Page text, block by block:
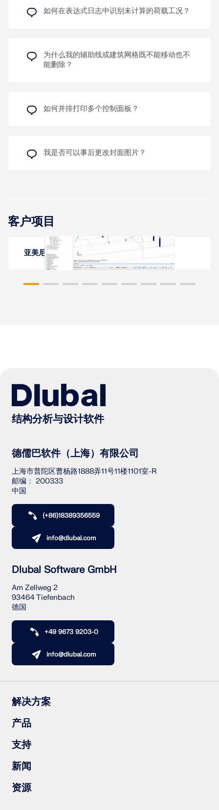
对性分析、检查荷载分布、在特定平面中显示结果，
以及在模块“图纸布局”（CAD）中创建平面图和详
如何在表达式日志中识别未计算的荷载工况？
为什么我的辅助线或建筑网格既不能移动也不
能删除？
如何并排打印多个控制面板？
我是否可以事后更改封面图片？
客户项目
亚美尼亚埃里温的膜结构雨棚
结构分析与设计软件
德儒巴软件（上海）有限公司
上海市普陀区曹杨路1888弄11号11楼1101室-R
邮编： 200333
中国
(+86)18389356559
info@dlubal.com
Dlubal Software GmbH
Am Zellweg 2
93464 Tiefenbach
德国
+49 9673 9203-0
info@dlubal.com
解决方案
钢筋混凝土结构
钢结构
木结构
钢结构节点
产品
RFEM 6
RSTAB 9
RSECTION 1
RWIND 3
支持
常见问题（FAQs）
提出具体问题
雪荷载、风速和地震荷载图
联系销售团队
新闻
订阅新闻简报
最新资讯
资源